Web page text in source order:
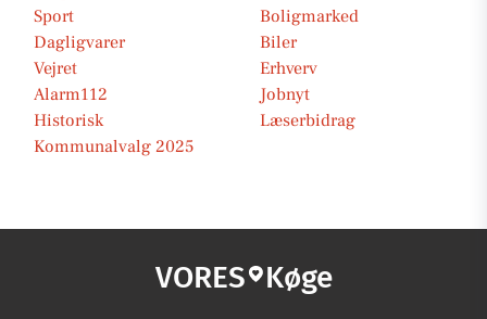
Sport
Boligmarked
Dagligvarer
Biler
Vejret
Erhverv
Alarm112
Jobnyt
Historisk
Læserbidrag
Kommunalvalg 2025
VORES Køge